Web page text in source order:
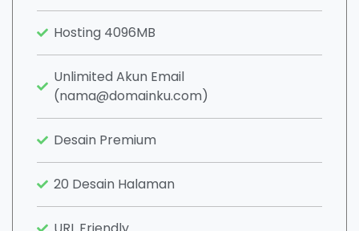
Hosting 4096MB
Unlimited Akun Email
(nama@domainku.com)
Desain Premium
20 Desain Halaman